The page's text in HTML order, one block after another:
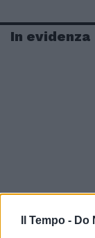
Il Tempo - Do
In evidenza